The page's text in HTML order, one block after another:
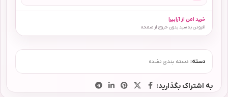
خرید امن از آرابیرا
افزودن به سبد بدون خروج از صفحه
دسته: دسته بندی نشده
به اشتراک بگذارید: